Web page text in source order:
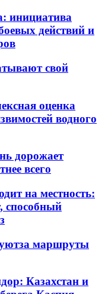
инициатива
действий и
свой
оценка
водного
дорожает
всего
на местность:
способный
маршруты
Казахстан и